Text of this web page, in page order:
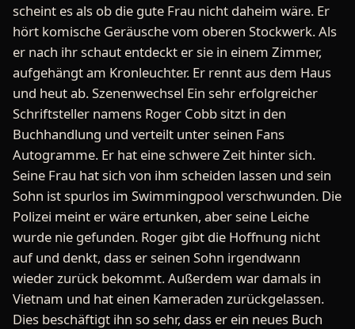
scheint es als ob die gute Frau nicht daheim wäre. Er
hört komische Geräusche vom oberen Stockwerk. Als
er nach ihr schaut entdeckt er sie in einem Zimmer,
aufgehängt am Kronleuchter. Er rennt aus dem Haus
und heut ab. Szenenwechsel Ein sehr erfolgreicher
Schriftsteller namens Roger Cobb sitzt in den
Buchhandlung und verteilt unter seinen Fans
Autogramme. Er hat eine schwere Zeit hinter sich.
Seine Frau hat sich von ihm scheiden lassen und sein
Sohn ist spurlos im Swimmingpool verschwunden. Die
Polizei meint er wäre ertunken, aber seine Leiche
wurde nie gefunden. Roger gibt die Hoffnung nicht
auf und denkt, dass er seinen Sohn irgendwann
wieder zurück bekommt. Außerdem war damals in
Vietnam und hat einen Kameraden zurückgelassen.
Dies beschäftigt ihn so sehr, dass er ein neues Buch